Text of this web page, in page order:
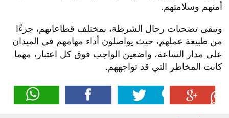
أمنهم وسلامتهم.
وتبقى تضحيات رجال الشرطة، بمختلف قطاعاتهم، جزءًا
من طبيعة عملهم، حيث يواصلون أداء مهامهم في الميدان
على مدار الساعة، واضعين الواجب فوق كل اعتبار، مهما
كانت المخاطر التي قد تواجههم.